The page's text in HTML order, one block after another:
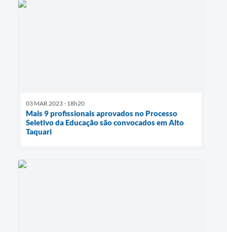
03 MAR 2023 - 18h20
Mais 9 profissionais aprovados no Processo
Seletivo da Educação são convocados em Alto
Taquari